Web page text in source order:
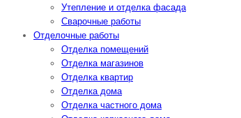
Утепление и отделка фасада
Сварочные работы
Отделочные работы
Отделка помещений
Отделка магазинов
Отделка квартир
Отделка дома
Отделка частного дома